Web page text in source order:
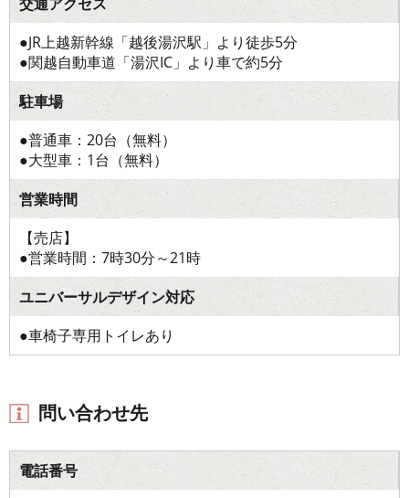
●JR上越新幹線「越後湯沢駅」より徒歩5分
●関越自動車道「湯沢IC」より車で約5分
駐車場
●普通車：20台（無料）
●大型車：1台（無料）
営業時間
【売店】
●営業時間：7時30分～21時
ユニバーサルデザイン対応
●車椅子専用トイレあり
問い合わせ先
電話番号